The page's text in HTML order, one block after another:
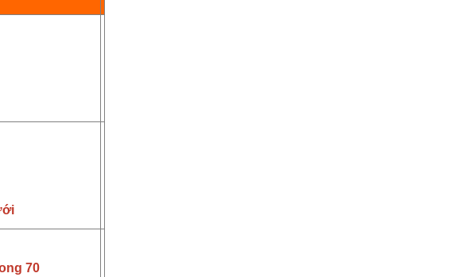
70
PTFE/Teflon
Stainless Steel
Cellulozo Màu Vàng Không